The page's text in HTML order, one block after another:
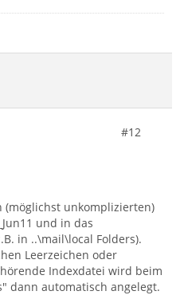
#12
(möglichst unkomplizierten)
und in das
in ..\mail\local Folders).
Leerzeichen oder
Indexdatei wird beim
dann automatisch angelegt.